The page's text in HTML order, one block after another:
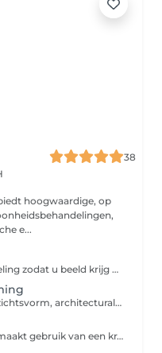
38
hoogwaardige, op
e...
Enkel consult + korte proefbehandeling zodat u beeld krijg wat laserontharing inhoud en hoe dit voelt.
Professionele analyseer van uw gezichtsvorm, architecturale mappen volgens de gouden ratio en precisie-sharing via epileren. Elke behandelingwordt aangepast aan uw unieke gelaatstrekken. Resultaat: Perfect gevormde wenkbrauwen die harmoniëren met uw natuurlijke schoonheid verstreken.
Onze geavanceerde Cocoon-laser maakt gebruik van een krachtige lichtbundel die haarzakjes gericht aanpakt, resulterend in langdurige gladheid bij het laseren van de bikinilijn. De laser straalt een nauwkeurige golflengte uit die door het melanine in de haarzakjes wordt geabsorbeerd. Deze geabsorbeerde energie wordt omgezet in warmte, waardoor de haarfollikels doelgericht beschadigd worden, terwijl de omringende huid ongedeerd blijft.